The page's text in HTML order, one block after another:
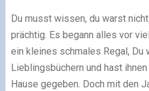
Du musst wissen, du warst
prächtig. Es begann alles vor
ein kleines schmales Regal, Du
Lieblingsbüchern und hast
Hause gegeben. Doch mit den